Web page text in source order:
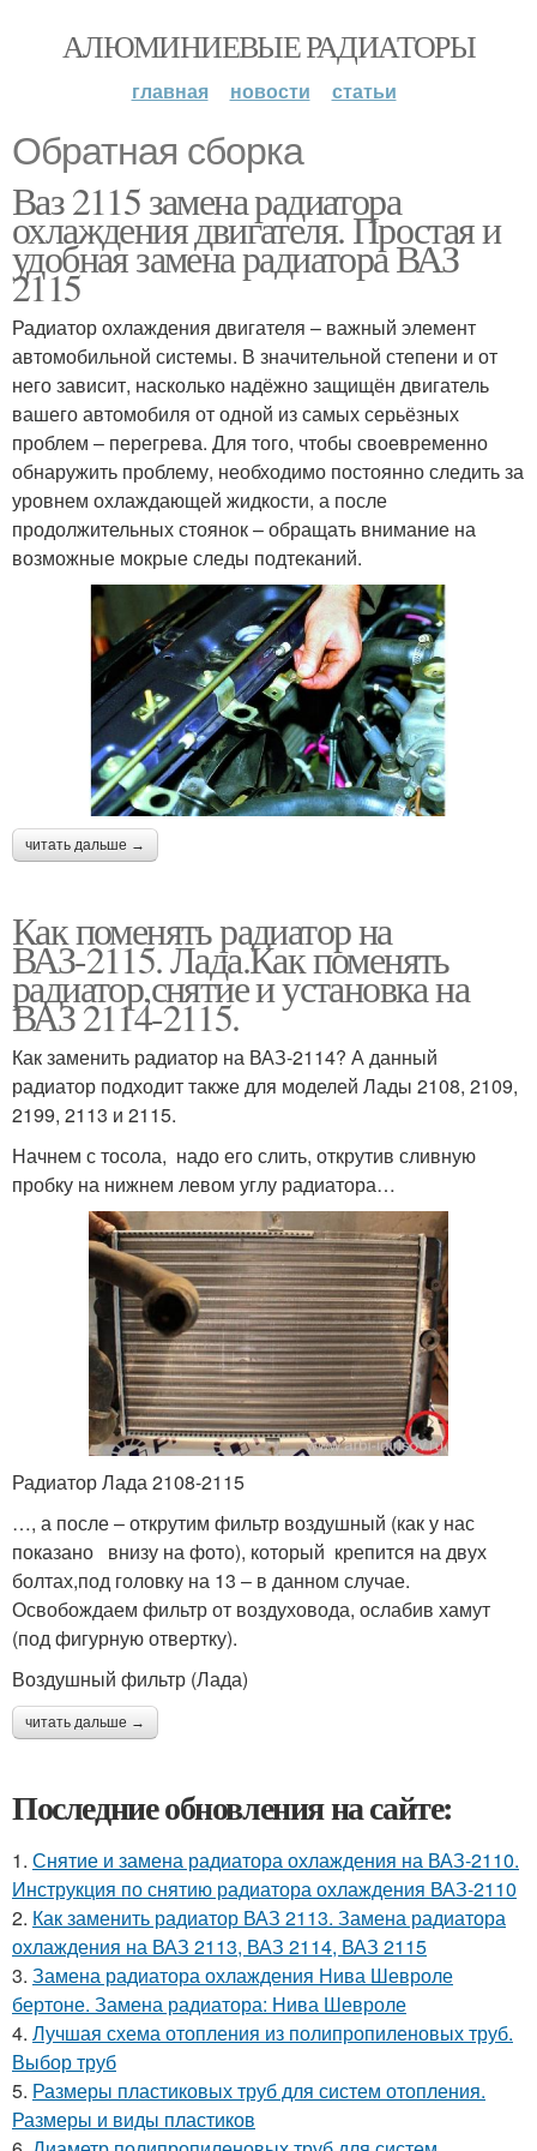
АЛЮМИНИЕВЫЕ РАДИАТОРЫ
главная новости статьи
Обратная сборка
Ваз 2115 замена радиатора
охлаждения двигателя. Простая и
удобная замена радиатора ВАЗ
2115
Радиатор охлаждения двигателя – важный элемент
автомобильной системы. В значительной степени и от
него зависит, насколько надёжно защищён двигатель
вашего автомобиля от одной из самых серьёзных
проблем – перегрева. Для того, чтобы своевременно
обнаружить проблему, необходимо постоянно следить за
уровнем охлаждающей жидкости, а после
продолжительных стоянок – обращать внимание на
возможные мокрые следы подтеканий.
читать дальше →
Как поменять радиатор на
ВАЗ-2115. Лада.Как поменять
радиатор,снятие и установка на
ВАЗ 2114-2115.
Как заменить радиатор на ВАЗ-2114? А данный
радиатор подходит также для моделей Лады 2108, 2109,
2199, 2113 и 2115.
Начнем с тосола, надо его слить, открутив сливную
пробку на нижнем левом углу радиатора…
Радиатор Лада 2108-2115
…, а после – открутим фильтр воздушный (как у нас
показано внизу на фото), который крепится на двух
болтах,под головку на 13 – в данном случае.
Освобождаем фильтр от воздуховода, ослабив хамут
(под фигурную отвертку).
Воздушный фильтр (Лада)
читать дальше →
Последние обновления на сайте:
1. Снятие и замена радиатора охлаждения на ВАЗ-2110.
Инструкция по снятию радиатора охлаждения ВАЗ-2110
2. Как заменить радиатор ВАЗ 2113. Замена радиатора
охлаждения на ВАЗ 2113, ВАЗ 2114, ВАЗ 2115
3. Замена радиатора охлаждения Нива Шевроле
бертоне. Замена радиатора: Нива Шевроле
4. Лучшая схема отопления из полипропиленовых труб.
Выбор труб
5. Размеры пластиковых труб для систем отопления.
Размеры и виды пластиков